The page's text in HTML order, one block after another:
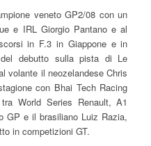
veneto GP2/08 con un
e IRL Giorgio Pantano e al
in F.3 in Giappone e in
debutto sulla pista di Le
volante il neozelandese Chris
con Bhai Tech Racing
World Series Renault, A1
GP e il brasiliano Luiz Razia,
in competizioni GT.